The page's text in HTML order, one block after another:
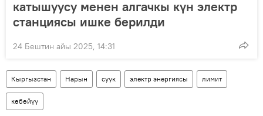
катышуусу менен алгачкы күн электр
станциясы ишке берилди
24 Бештин айы 2025, 14:31
Кыргызстан Нарын суук электр энергиясы лимит
көбөйүү